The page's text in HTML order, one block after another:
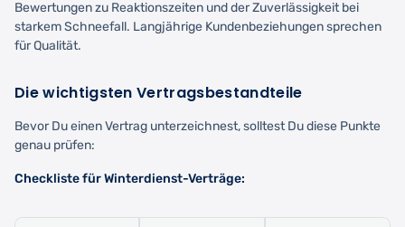
Bewertungen zu Reaktionszeiten und der Zuverlässigkeit bei
starkem Schneefall. Langjährige Kundenbeziehungen sprechen
für Qualität.
Die wichtigsten Vertragsbestandteile
Bevor Du einen Vertrag unterzeichnest, solltest Du diese Punkte
genau prüfen:
Checkliste für Winterdienst-Verträge: